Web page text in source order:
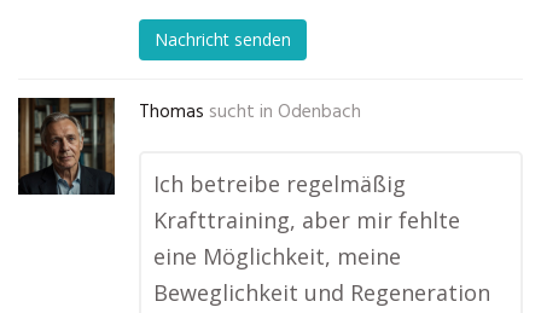
Nachricht senden
Thomas sucht in Odenbach
Ich betreibe regelmäßig
Krafttraining, aber mir fehlte
eine Möglichkeit, meine
Beweglichkeit und Regeneration